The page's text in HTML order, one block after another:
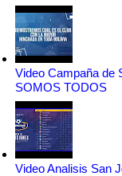
Video Campaña de
SOMOS TODOS
Video Analisis San